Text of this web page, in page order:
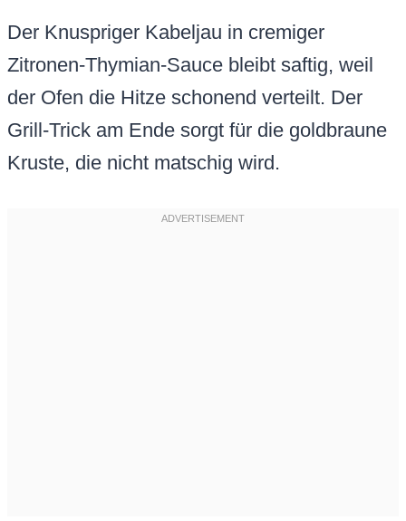
Der Knuspriger Kabeljau in cremiger
Zitronen-Thymian-Sauce bleibt saftig, weil
der Ofen die Hitze schonend verteilt. Der
Grill-Trick am Ende sorgt für die goldbraune
Kruste, die nicht matschig wird.